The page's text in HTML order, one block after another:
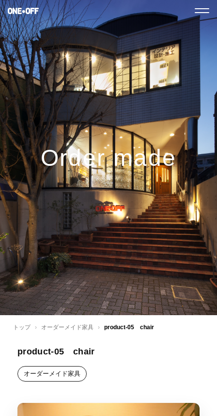
Order made
トップ › オーダーメイド家具 › product-05 chair
product-05 chair
オーダーメイド家具